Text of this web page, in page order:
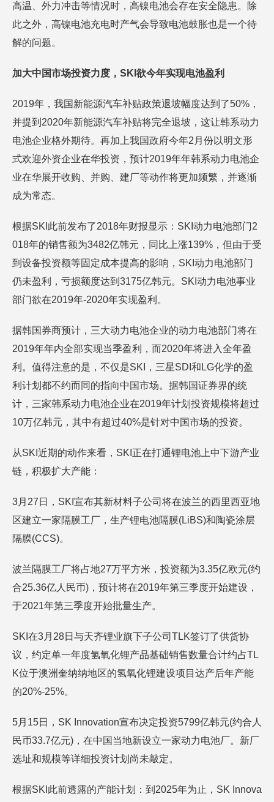
高温、外力冲击等情况时，高镍电池会存在安全隐患。除
此之外，高镍电池充电时产气会导致电池鼓胀也是一个待
解的问题。
加大中国市场投资力度，SKI欲今年实现电池盈利
2019年，我国新能源汽车补贴政策退坡幅度达到了50%，
并提到2020年新能源汽车补贴将完全退坡，这让韩系动力
电池企业格外期待。再加上我国政府今年2月份以明文形
式欢迎外资企业在华投资，预计2019年年韩系动力电池企
业在华展开收购、并购、建厂等动作将更加频繁，并逐渐
成为常态。
根据SKI此前发布了2018年财报显示：SKI动力电池部门2
018年的销售额为3482亿韩元，同比上涨139%，但由于受
到设备投资额等固定成本提高的影响，SKI动力电池部门
仍未盈利，亏损额度达到3175亿韩元。SKI动力电池事业
部门欲在2019年-2020年实现盈利。
据韩国券商预计，三大动力电池企业的动力电池部门将在
2019年年内全部实现当季盈利，而2020年将进入全年盈
利。值得注意的是，不仅是SKI，三星SDI和LG化学的盈
利计划都不约而同的指向中国市场。据韩国证券界的统
计，三家韩系动力电池企业在2019年计划投资规模将超过
10万亿韩元，其中有超过40%是针对中国市场的投资。
从SKI近期的动作来看，SKI正在打通锂电池上中下游产业
链，积极扩大产能：
3月27日，SKI宣布其新材料子公司将在波兰的西里西亚地
区建立一家隔膜工厂，生产锂电池隔膜(LiBS)和陶瓷涂层
隔膜(CCS)。
波兰隔膜工厂将占地27万平方米，投资额为3.35亿欧元(约
合25.36亿人民币)，预计将在2019年第三季度开始建设，
于2021年第三季度开始批量生产。
SKI在3月28日与天齐锂业旗下子公司TLK签订了供货协
议，约定单一年度氢氧化锂产品基础销售数量合计约占TL
K位于澳洲奎纳纳地区的氢氧化锂建设项目达产后年产能
的20%-25%。
5月15日，SK Innovation宣布决定投资5799亿韩元(约合人
民币33.7亿元)，在中国当地新设立一家动力电池厂。新厂
选址和规模等详细投资计划尚未敲定。
根据SKI此前透露的产能计划：到2025年为止，SK Innova